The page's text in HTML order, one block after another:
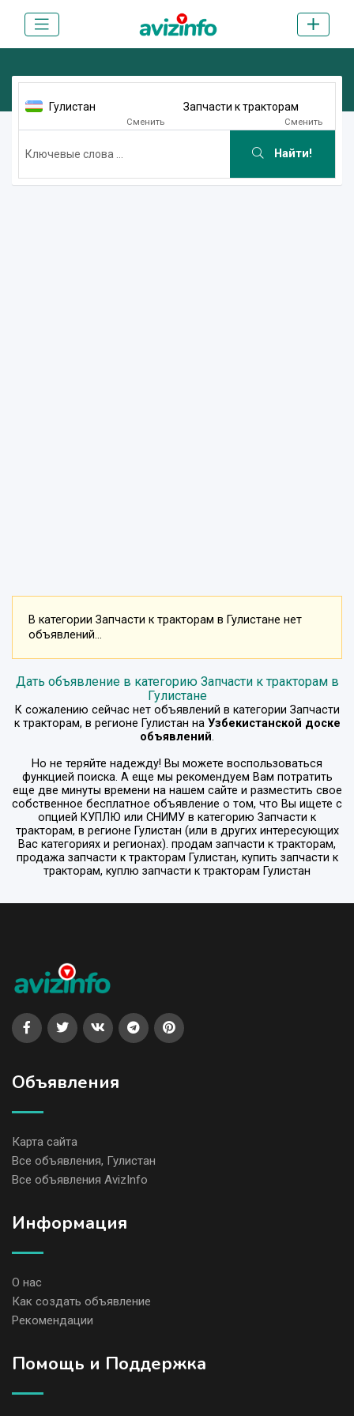
Гулистан
Сменить
Запчасти к тракторам
Сменить
Найти!
В категории Запчасти к тракторам в Гулистане нет
объявлений...
Дать объявление в категорию Запчасти к тракторам в
Гулистане
К сожалению сейчас нет объявлений в категории Запчасти
к тракторам, в регионе Гулистан на Узбекистанской доске
объявлений.
Но не теряйте надежду! Вы можете воспользоваться
функцией поиска. А еще мы рекомендуем Вам потратить
еще две минуты времени на нашем сайте и разместить свое
собственное бесплатное объявление о том, что Вы ищете с
опцией КУПЛЮ или СНИМУ в категорию Запчасти к
тракторам, в регионе Гулистан (или в других интересующих
Вас категориях и регионах). продам запчасти к тракторам,
продажа запчасти к тракторам Гулистан, купить запчасти к
тракторам, куплю запчасти к тракторам Гулистан
Объявления
Карта сайта
Все объявления, Гулистан
Все объявления AvizInfo
Информация
О нас
Как создать объявление
Рекомендации
Помощь и Поддержка